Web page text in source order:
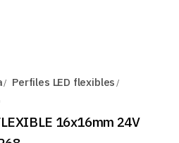
Perfiles LED flexibles
16x16mm 24V